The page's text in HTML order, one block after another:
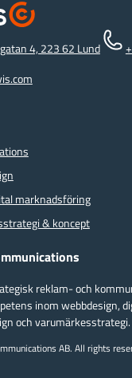
4, 223 62 Lund
marknadsföring
& koncept
reklam- och
inom webbdesign,
och varumärkesstrategi.
AB. All rights